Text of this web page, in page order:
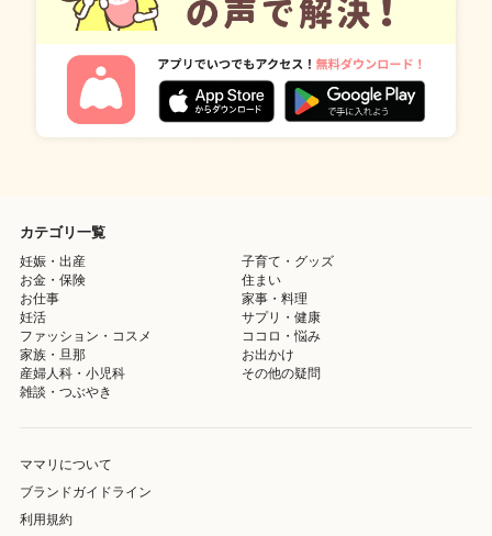
カテゴリ一覧
妊娠・出産
子育て・グッズ
お金・保険
住まい
お仕事
家事・料理
妊活
サプリ・健康
ファッション・コスメ
ココロ・悩み
家族・旦那
お出かけ
産婦人科・小児科
その他の疑問
雑談・つぶやき
ママリについて
ブランドガイドライン
利用規約